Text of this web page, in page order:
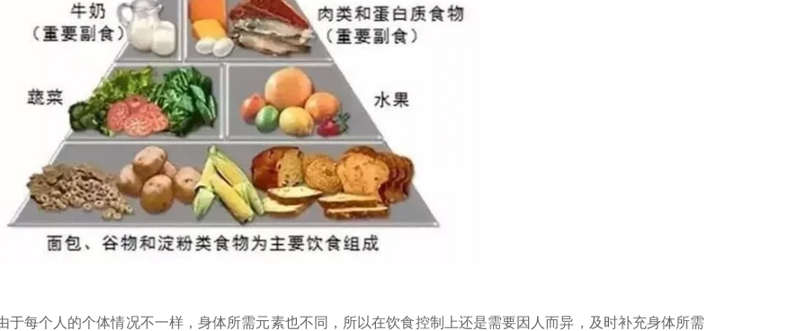
于每个人的个体情况不一样，身体所需元素也不同，所以在饮食控制上还是需要因人而异，及时补充身体所需